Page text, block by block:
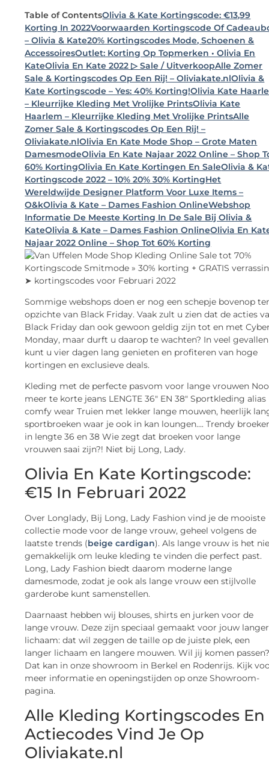
Table of ContentsOlivia & Kate Kortingscode: €13,99
Korting In 2022Voorwaarden Kortingscode Of
– Olivia & Kate20% Kortingscodes Mode, Schoenen &
AccessoiresOutlet: Korting Op Topmerken • Olivia En
KateOlivia En Kate 2022 ▷ Sale / UitverkoopAlle Zomer
Sale & Kortingscodes Op Een Rij! – Oliviakate.nlOlivia &
Kate Kortingscode – Yes: 40% Korting!Olivia Kate
– Kleurrijke Kleding Met Vrolijke PrintsOlivia Kate
Haarlem – Kleurrijke Kleding Met Vrolijke PrintsAlle
Zomer Sale & Kortingscodes Op Een Rij! –
Oliviakate.nlOlivia En Kate Mode Shop – Grote Maten
DamesmodeOlivia En Kate Najaar 2022 Online – Shop
60% KortingOlivia En Kate Kortingen En SaleOlivia &
Kortingscode 2022 – 10% 20% 30% KortingHet
Wereldwijde Designer Platform Voor Luxe Items –
O&kOlivia & Kate – Dames Fashion OnlineWebshop
Informatie De Meeste Korting In De Sale Bij Olivia &
KateOlivia & Kate – Dames Fashion OnlineOlivia En
Najaar 2022 Online – Shop Tot 60% Korting
Kortingscode Smitmode » 30% korting + GRATIS
➤ kortingscodes voor Februari 2022
Sommige webshops doen er nog een schepje bovenop
opzichte van Black Friday. Vaak zult u zien dat de acties
Black Friday dan ook gewoon geldig zijn tot en met
Monday, maar durft u daarop te wachten? In veel gevallen
kunt u vier dagen lang genieten en profiteren van hoge
kortingen en exclusieve deals.
Kleding met de perfecte pasvom voor lange vrouwen
meer te korte jeans LENGTE 36″ EN 38″ Sportkleding alias
comfy wear Truien met lekker lange mouwen, heerlijk
sportbroeken waar je ook in kan loungen…. Trendy
in lengte 36 en 38 Wie zegt dat broeken voor lange
vrouwen saai zijn?! Niet bij Long, Lady.
Olivia En Kate Kortingscode:
€15 In Februari 2022
Over Longlady, Bij Long, Lady Fashion vind je de mooiste
collectie mode voor de lange vrouw, geheel volgens de
laatste trends (beige cardigan). Als lange vrouw is het
gemakkelijk om leuke kleding te vinden die perfect past.
Long, Lady Fashion biedt daarom moderne lange
damesmode, zodat je ook als lange vrouw een stijlvolle
garderobe kunt samenstellen.
Daarnaast hebben wij blouses, shirts en jurken voor de
lange vrouw. Deze zijn speciaal gemaakt voor jouw
lichaam: dat wil zeggen de taille op de juiste plek, een
langer lichaam en langere mouwen. Wil jij komen
Dat kan in onze showroom in Berkel en Rodenrijs. Kijk
meer informatie en openingstijden op onze Showroom-
pagina.
Alle Kleding Kortingscodes En
Actiecodes Vind Je Op
Oliviakate.nl